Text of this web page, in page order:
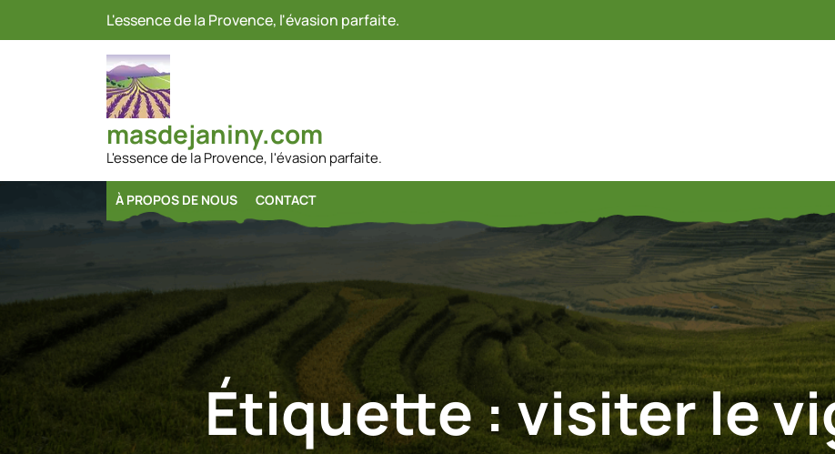
L'essence de la Provence, l'évasion parfaite.
masdejaniny.com
L'essence de la Provence, l'évasion parfaite.
À PROPOS DE NOUS CONTACT
Étiquette :visiter le